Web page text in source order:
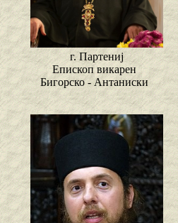
г. Партениј
Епископ викарен
Бигорско - Антаниски